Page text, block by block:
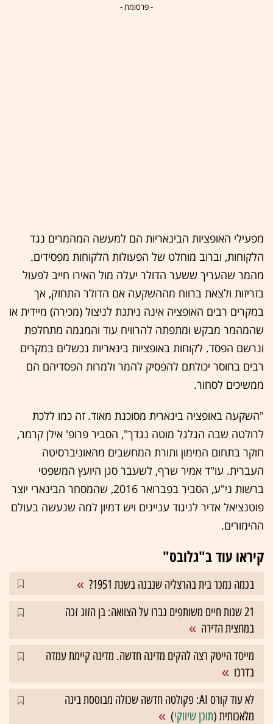
- פרסומת -
מפעילי האופציות הבינאריות הם למעשה המהמרים נגד
הלקוחות, וברוב מוחלט של הפעולות הלקוחות מפסידים.
מהמר שהעריך ששער הדולר יעלה מול האירו חייב לפעול
בזריזות ולצאת ברווח מההשקעה אם הדולר התחזק, אך
במקרים רבים האופציה אינה ניתנת לניצול (מכירה) מיידית או
שהמהמר מבקש ומתפתה להרוויח עוד והמגמה מתחלפת
ונרשם הפסד. לקוחות באופציות בינאריות נכשלים במקרים
רבים בחוסר יכולתם להפסיק להמר ולמרות הפסדיהם הם
ממשיכים לסחור.
"השקעה באופציה בינארית מסוכנת מאוד. זה כמו ללכת
לרולטה שבה הגלגל מוטה נגדך", הסביר פרופ' אילן קרמר,
חוקר בתחום המימון ותורת המחשבים מהאוניברסיטה
העברית. עו"ד אמיר שרף, לשעבר סגן היועץ המשפטי
ברשות ני"ע, הסביר בפברואר 2016, שהמסחר הבינארי יוצר
פוטנציאל אדיר לניגוד עניינים ויש דמיון למה שנעשה בעולם
ההימורים.
קיראו עוד ב"גלובס"
בכמה נמכר בית בהרצליה שנבנה בשנת 1951?
21 שנות חיים משותפים גברו על הצוואה: בן הזוג זכה
במחצית הדירה
מייסד הייטק רצה להקים מדינה חדשה. מדינה קיימת עמדה
בדרכו
לא עוד קורס AI: פקולטה חדשה שכולה מבוססת בינה
מלאכותית (תוכן שיווקי)